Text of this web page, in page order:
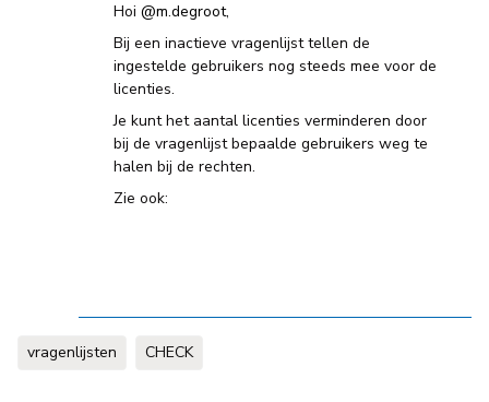
Hoi ​ @m.degroot,
Bij een inactieve vragenlijst tellen de
ingestelde gebruikers nog steeds mee voor de
licenties.
Je kunt het aantal licenties verminderen door
bij de vragenlijst bepaalde gebruikers weg te
halen bij de rechten.
Zie ook:
vragenlijsten CHECK